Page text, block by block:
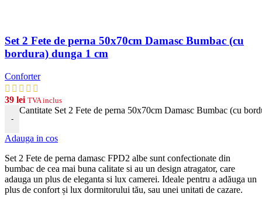
Set 2 Fete de perna 50x70cm Damasc Bumbac (cu
bordura) dunga 1 cm
Conforter
39 lei TVA inclus
-
Cantitate Set 2 Fete de perna 50x70cm Damasc Bumbac (cu
Adauga in cos
Set 2 Fete de perna damasc FPD2 albe sunt confectionate din
bumbac de cea mai buna calitate si au un design atragator, care
adauga un plus de eleganta si lux camerei. Ideale pentru a adăuga un
plus de confort și lux dormitorului tău, sau unei unitati de cazare.